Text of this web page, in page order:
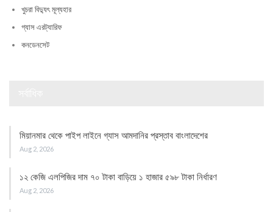
খুচরা বিদ্যুৎ মূল্যহার
গ্যাস এরট্যারিফ
কনডেনসেট
মিয়ানমার থেকে পাইপ লাইনে গ্যাস আমদানির প্রস্তাব বাংলাদেশের
Aug 2, 2026
১২ কেজি এলপিজির দাম ৭০ টাকা বাড়িয়ে ১ হাজার ৫৯৮ টাকা নির্ধারণ
Aug 2, 2026